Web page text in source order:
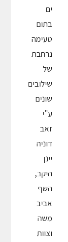
ים
בתום
טעימה
נרחבת
של
שילובים
שונים
ע"י
זאב
דוניה
יינן
היקב,
השף
אביב
משה
וצוות